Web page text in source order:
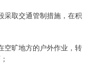
采取交通管制措施，在积
空旷地方的户外作业，转